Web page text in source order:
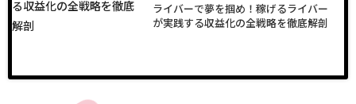
ライバーで夢を掴め！稼げるライバー
が実践する収益化の全戦略を徹底解剖